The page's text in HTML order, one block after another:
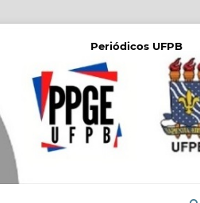
Periódicos UFPB